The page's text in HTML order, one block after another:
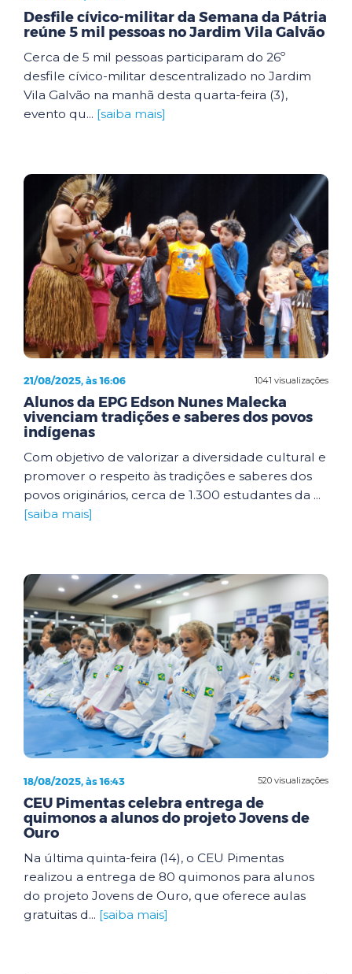
Desfile cívico-militar da Semana da Pátria
reúne 5 mil pessoas no Jardim Vila Galvão
Cerca de 5 mil pessoas participaram do 26º
desfile cívico-militar descentralizado no Jardim
Vila Galvão na manhã desta quarta-feira (3),
evento qu... [saiba mais]
1041 visualizações
21/08/2025, às 16:06
Alunos da EPG Edson Nunes Malecka
vivenciam tradições e saberes dos povos
indígenas
Com objetivo de valorizar a diversidade cultural e
promover o respeito às tradições e saberes dos
povos originários, cerca de 1.300 estudantes da ...
[saiba mais]
520 visualizações
18/08/2025, às 16:43
CEU Pimentas celebra entrega de
quimonos a alunos do projeto Jovens de
Ouro
Na última quinta-feira (14), o CEU Pimentas
realizou a entrega de 80 quimonos para alunos
do projeto Jovens de Ouro, que oferece aulas
gratuitas d... [saiba mais]